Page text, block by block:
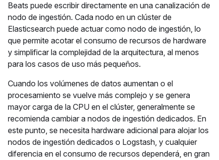
Beats puede escribir directamente en una canalización de
nodo de ingestión. Cada nodo en un clúster de
Elasticsearch puede actuar como nodo de ingestión, lo
que permite acotar el consumo de recursos de hardware
y simplificar la complejidad de la arquitectura, al menos
para los casos de uso más pequeños.
Cuando los volúmenes de datos aumentan o el
procesamiento se vuelve más complejo y se genera
mayor carga de la CPU en el clúster, generalmente se
recomienda cambiar a nodos de ingestión dedicados. En
este punto, se necesita hardware adicional para alojar los
nodos de ingestión dedicados o Logstash, y cualquier
diferencia en el consumo de recursos dependerá, en gran